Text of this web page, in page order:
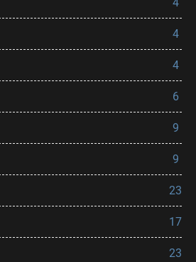
4
4
6
9
9
23
17
23